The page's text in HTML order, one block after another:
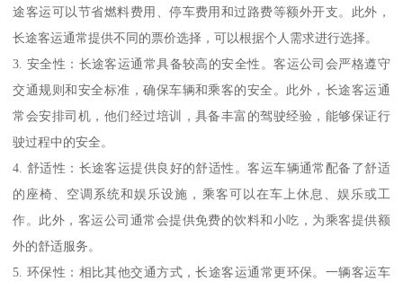
途客运可以节省燃料费用、停车费用和过路费等额外开支。此外，
长途客运通常提供不同的票价选择，可以根据个人需求进行选择。
3. 安全性：长途客运通常具备较高的安全性。客运公司会严格遵守
交通规则和安全标准，确保车辆和乘客的安全。此外，长途客运通
常会安排司机，他们经过培训，具备丰富的驾驶经验，能够保证行
驶过程中的安全。
4. 舒适性：长途客运提供良好的舒适性。客运车辆通常配备了舒适
的座椅、空调系统和娱乐设施，乘客可以在车上休息、娱乐或工
作。此外，客运公司通常会提供免费的饮料和小吃，为乘客提供额
外的舒适服务。
5. 环保性：相比其他交通方式，长途客运通常更环保。一辆客运车